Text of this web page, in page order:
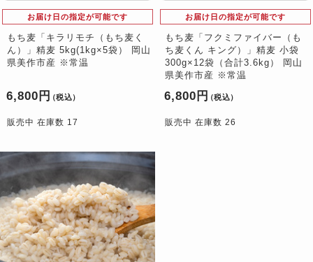
お届け日の指定が可能です
もち麦「キラリモチ（もち麦く
ん）」精麦 5kg(1kg×5袋） 岡山
県美作市産 ※常温
6,800円 （税込）
販売中 在庫数 17
お届け日の指定が可能です
もち麦「フクミファイバー（も
ち麦くん キング）」精麦 小袋
300g×12袋（合計3.6kg） 岡山
県美作市産 ※常温
6,800円 （税込）
販売中 在庫数 26